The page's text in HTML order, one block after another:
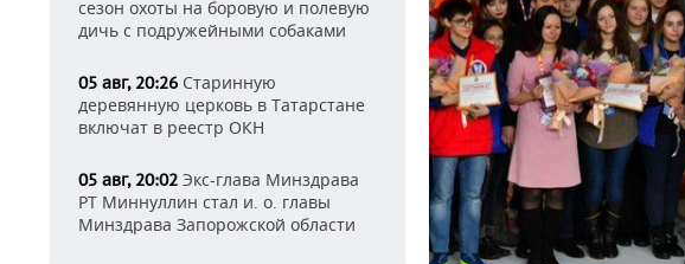
сезон охоты на боровую и полевую
дичь с подружейными собаками
05 авг, 20:26 Старинную
деревянную церковь в Татарстане
включат в реестр ОКН
05 авг, 20:02 Экс-глава Минздрава
РТ Миннуллин стал и. о. главы
Минздрава Запорожской области